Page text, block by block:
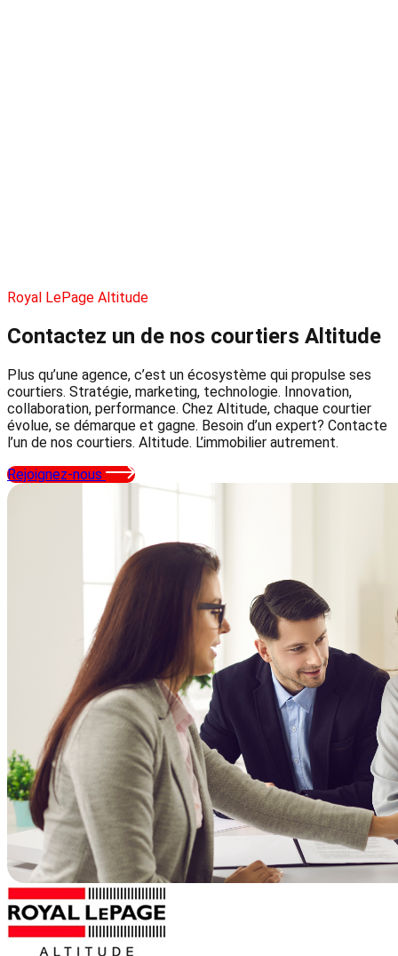
Royal LePage Altitude
Contactez un de nos courtiers Altitude
Plus qu’une agence, c’est un écosystème qui propulse ses
courtiers. Stratégie, marketing, technologie. Innovation,
collaboration, performance. Chez Altitude, chaque courtier
évolue, se démarque et gagne. Besoin d’un expert? Contacte
l’un de nos courtiers. Altitude. L’immobilier autrement.
Rejoignez-nous